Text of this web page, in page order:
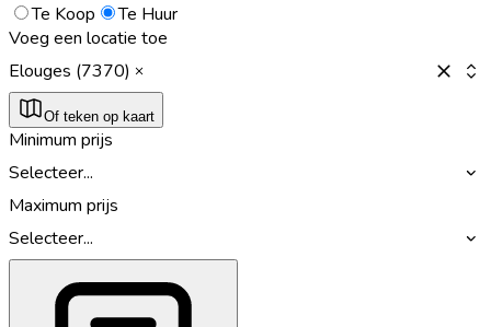
Te Koop
Te Huur
Voeg een locatie toe
Elouges (7370)
Of teken op kaart
Minimum prijs
Selecteer...
Maximum prijs
Selecteer...